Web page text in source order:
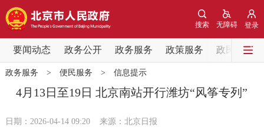
登录
无障碍
搜索
要闻动态 政务公开 政务服务 政策服务 政民互动
要闻动态
党中央精神 国务院信息
政务服务 > 便民服务 > 信息提示
4月13日至19日 北京南站开行潍坊“风筝专列”
日期：2026-04-14 09:20 来源：北京日报